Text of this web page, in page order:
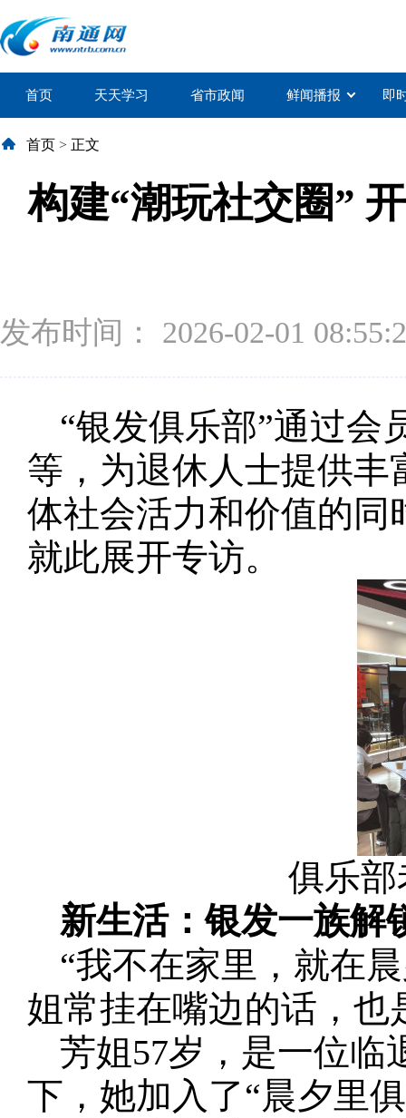
首页 天天学习 省市政闻 鲜闻播报 即
首页 > 正文
构建“潮玩社交圈”
发布时间： 2026-02-01
“银发俱乐部”通过会
等，为退休人士提供
体社会活力和价值的同
就此展开专访。
俱乐
新生活：银发一族解
“我不在家里，就在
姐常挂在嘴边的话，
芳姐57岁，是一位临
下，她加入了“晨夕里